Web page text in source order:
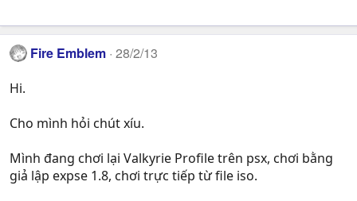
Fire Emblem 28/2/13
Hi.
Cho mình hỏi chút xíu.
Mình đang chơi lại Valkyrie Profile trên psx, chơi bằng
giả lập expse 1.8, chơi trực tiếp từ file iso.